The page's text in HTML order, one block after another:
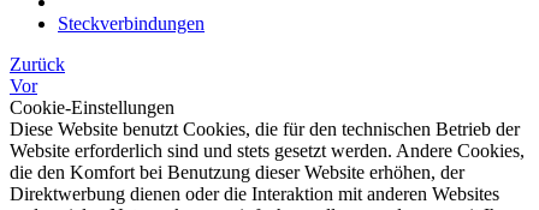
Steckverbindungen
Zurück
Vor
Cookie-Einstellungen
Diese Website benutzt Cookies, die für den technischen Betrieb der
Website erforderlich sind und stets gesetzt werden. Andere Cookies,
die den Komfort bei Benutzung dieser Website erhöhen, der
Direktwerbung dienen oder die Interaktion mit anderen Websites